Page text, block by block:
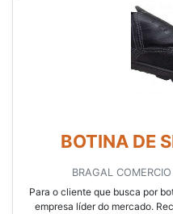
BOTINA DE
BRAGAL
Para o cliente que busca por
empresa líder do mercado.